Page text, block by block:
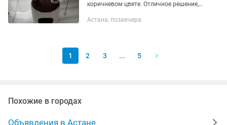
коричневом цвете. Отличное решение,
мебель от царапин. Характеристики и
Астана, позавчера
1 2 3 ... 5
Похожие в городах
Объявления в Астане